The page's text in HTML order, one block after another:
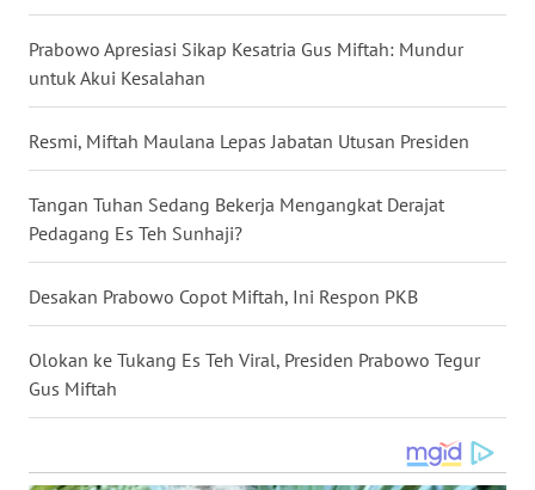
Prabowo Apresiasi Sikap Kesatria Gus Miftah: Mundur
untuk Akui Kesalahan
Resmi, Miftah Maulana Lepas Jabatan Utusan Presiden
Tangan Tuhan Sedang Bekerja Mengangkat Derajat
Pedagang Es Teh Sunhaji?
Desakan Prabowo Copot Miftah, Ini Respon PKB
Olokan ke Tukang Es Teh Viral, Presiden Prabowo Tegur
Gus Miftah
BABEL
SUMBAR
WN
SUMSEL
WN
BENGKULU
WN
LAMPUNG
WN